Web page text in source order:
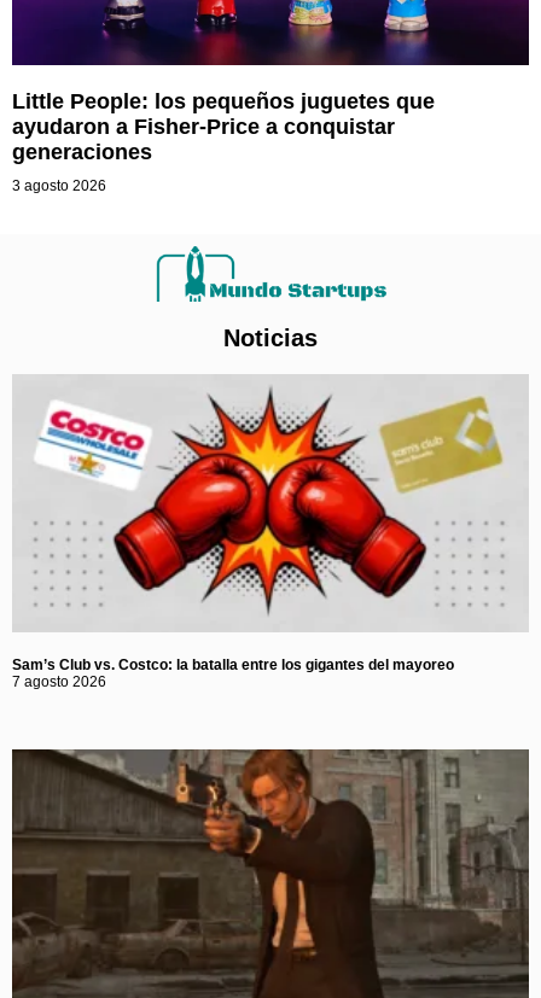
Little People: los pequeños juguetes que
ayudaron a Fisher-Price a conquistar
generaciones
3 agosto 2026
Noticias
Sam’s Club vs. Costco: la batalla entre los gigantes del mayoreo
7 agosto 2026